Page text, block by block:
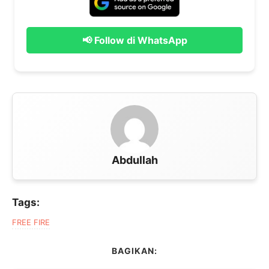
📢 Follow di WhatsApp
Abdullah
Tags:
FREE FIRE
BAGIKAN: